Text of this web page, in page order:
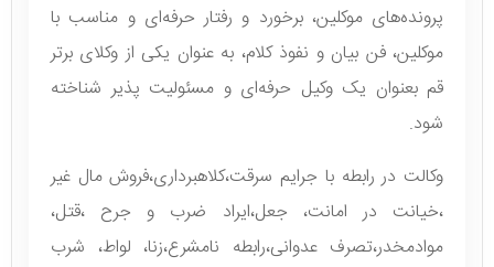
پرونده‌های موکلین، برخورد و رفتار حرفه‌ای و مناسب با
موکلین، فن بیان و نفوذ کلام، به عنوان یکی از وکلای برتر
قم بعنوان یک وکیل حرفه‌ای و مسئولیت پذیر شناخته
شود.
وکالت در رابطه با جرایم سرقت،کلاهبرداری،فروش مال غیر
،خیانت در امانت، جعل،ایراد ضرب و جرح ،قتل،
موادمخدر،تصرف عدوانی،رابطه نامشرع،زنا، لواط، شرب